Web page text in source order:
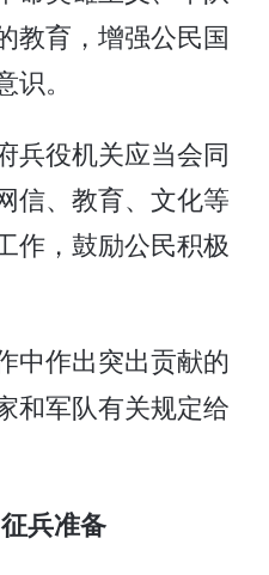
教育，增强公民国
。
兵役机关应当会同
信、教育、文化等
作，鼓励公民积极
中作出突出贡献的
和军队有关规定给
兵准备